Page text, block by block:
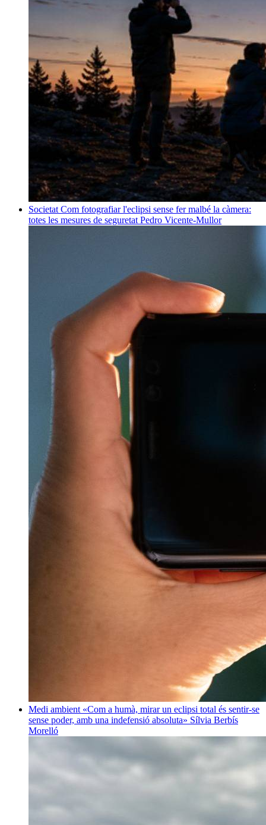
Societat Com fotografiar l'eclipsi sense fer malbé la càmera:
totes les mesures de seguretat Pedro Vicente-Mullor
Medi ambient «Com a humà, mirar un eclipsi total és sentir-se
sense poder, amb una indefensió absoluta» Sílvia Berbís
Morelló